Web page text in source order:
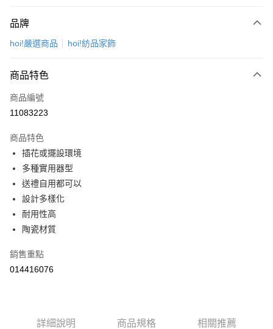
台灣樂天信用卡公司
玉山商業銀行
台灣樂天信用卡公司
【關於「AFTEE先享後付」】
AFTEE先享後付是「在收到商品之後才付款」的支付方式。 讓您購物簡單
便利好安心！
３．安心：先確認商品／服務後，再付款。
【「AFTEE先享後付」結帳流程】
結帳頁面，進行簡訊認證並確認金額後，即可完成結帳。
３．收到繳費通知簡訊後14天內，點擊此簡訊中的連結，可透過四大超商／
ATM／網路銀行／等多元方式進行付款，方視為交易完成。
購買商品的店家。未經商家同意取消之訂單仍視為有效，需透過AFTEE先享
後付繳納相關費用。
※ 交易是否成功請以「AFTEE先享後付 」之結帳頁面顯示為準，若有關於
是否繳費成功／繳費後需取消欲退款等相關疑問，請聯繫「AFTEE先享後付
客戶支援中心」
１．透過由恩沛科技股份有限公司提供之「AFTEE先享後付」服務完成之交
易，需依本服務之必要範圍內提供個人資料，並將交易相關給付款項請求債
權轉讓予恩沛科技股份有限公司。
每筆NT$99，滿NT$799(含以上)免運費
品牌
hoi!嚴選商品 hoi!紡品家飾
商品特色
商品編號
11083223
商品特色
插花或擺設環境
多種實用器型
送禮自用都可以
設計多樣化
耐用性高
陶瓷材質
銷售重點
014416076
詳細說明 商品規格 相關推薦